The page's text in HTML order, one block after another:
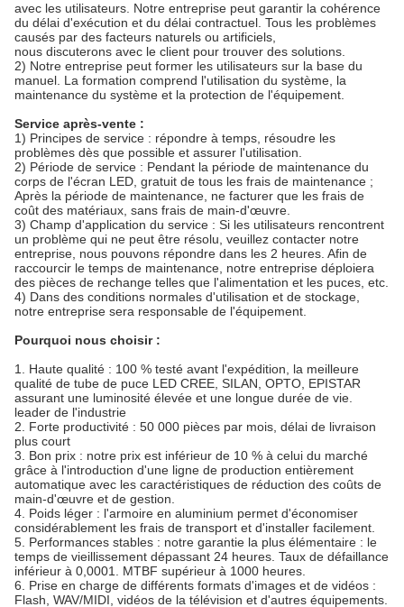
avec les utilisateurs. Notre entreprise peut garantir la cohérence
du délai d'exécution et du délai contractuel. Tous les problèmes
causés par des facteurs naturels ou artificiels,
nous discuterons avec le client pour trouver des solutions.
2) Notre entreprise peut former les utilisateurs sur la base du
manuel. La formation comprend l'utilisation du système, la
maintenance du système et la protection de l'équipement.
Service après-vente :
1) Principes de service : répondre à temps, résoudre les
problèmes dès que possible et assurer l'utilisation.
2) Période de service : Pendant la période de maintenance du
corps de l'écran LED, gratuit de tous les frais de maintenance ;
Après la période de maintenance, ne facturer que les frais de
coût des matériaux, sans frais de main-d'œuvre.
3) Champ d'application du service : Si les utilisateurs rencontrent
un problème qui ne peut être résolu, veuillez contacter notre
entreprise, nous pouvons répondre dans les 2 heures. Afin de
raccourcir le temps de maintenance, notre entreprise déploiera
des pièces de rechange telles que l'alimentation et les puces, etc.
4) Dans des conditions normales d'utilisation et de stockage,
notre entreprise sera responsable de l'équipement.
Pourquoi nous choisir :
1. Haute qualité : 100 % testé avant l'expédition, la meilleure
qualité de tube de puce LED CREE, SILAN, OPTO, EPISTAR
assurant une luminosité élevée et une longue durée de vie.
leader de l'industrie
2. Forte productivité : 50 000 pièces par mois, délai de livraison
plus court
3. Bon prix : notre prix est inférieur de 10 % à celui du marché
grâce à l'introduction d'une ligne de production entièrement
automatique avec les caractéristiques de réduction des coûts de
main-d'œuvre et de gestion.
4. Poids léger : l'armoire en aluminium permet d'économiser
considérablement les frais de transport et d'installer facilement.
5. Performances stables : notre garantie la plus élémentaire : le
temps de vieillissement dépassant 24 heures. Taux de défaillance
inférieur à 0,0001. MTBF supérieur à 1000 heures.
6. Prise en charge de différents formats d'images et de vidéos :
Flash, WAV/MIDI, vidéos de la télévision et d'autres équipements.